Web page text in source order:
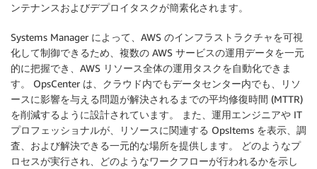
ンテナンスおよびデプロイタスクが簡素化されます。
Systems Manager によって、AWS のインフラストラクチャを可視
化して制御できるため、複数の AWS サービスの運用データを一元
的に把握でき、AWS リソース全体の運用タスクを自動化できま
す。 OpsCenter は、クラウド内でもデータセンター内でも、リソ
ースに影響を与える問題が解決されるまでの平均修復時間 (MTTR)
を削減するように設計されています。 また、運用エンジニアや IT
プロフェッショナルが、リソースに関連する OpsItems を表示、調
査、および解決できる一元的な場所を提供します。 どのようなプ
ロセスが実行され、どのようなワークフローが行われるかを示し